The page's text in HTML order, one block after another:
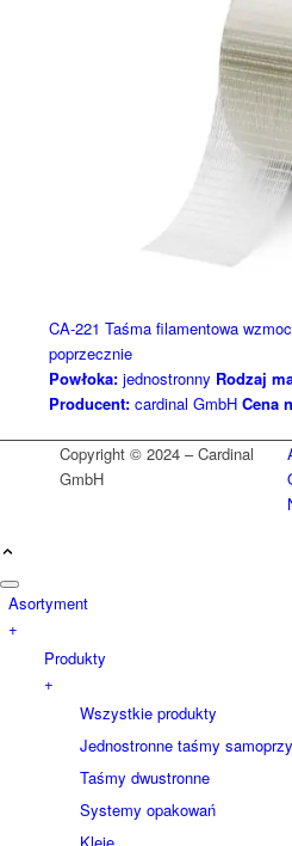
CA-221 Taśma filamentowa
poprzecznie
Powłoka:jednostronny Rodzaj
Producent:cardinal GmbH Cena
Copyright © 2024 – Cardinal
GmbH
Asortyment
+
Produkty
+
Wszystkie produkty
Jednostronne taśmy
Taśmy dwustronne
Systemy opakowań